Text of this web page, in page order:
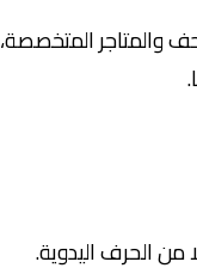
والمتاجر المتخصصة،
من الحرف اليدوية.